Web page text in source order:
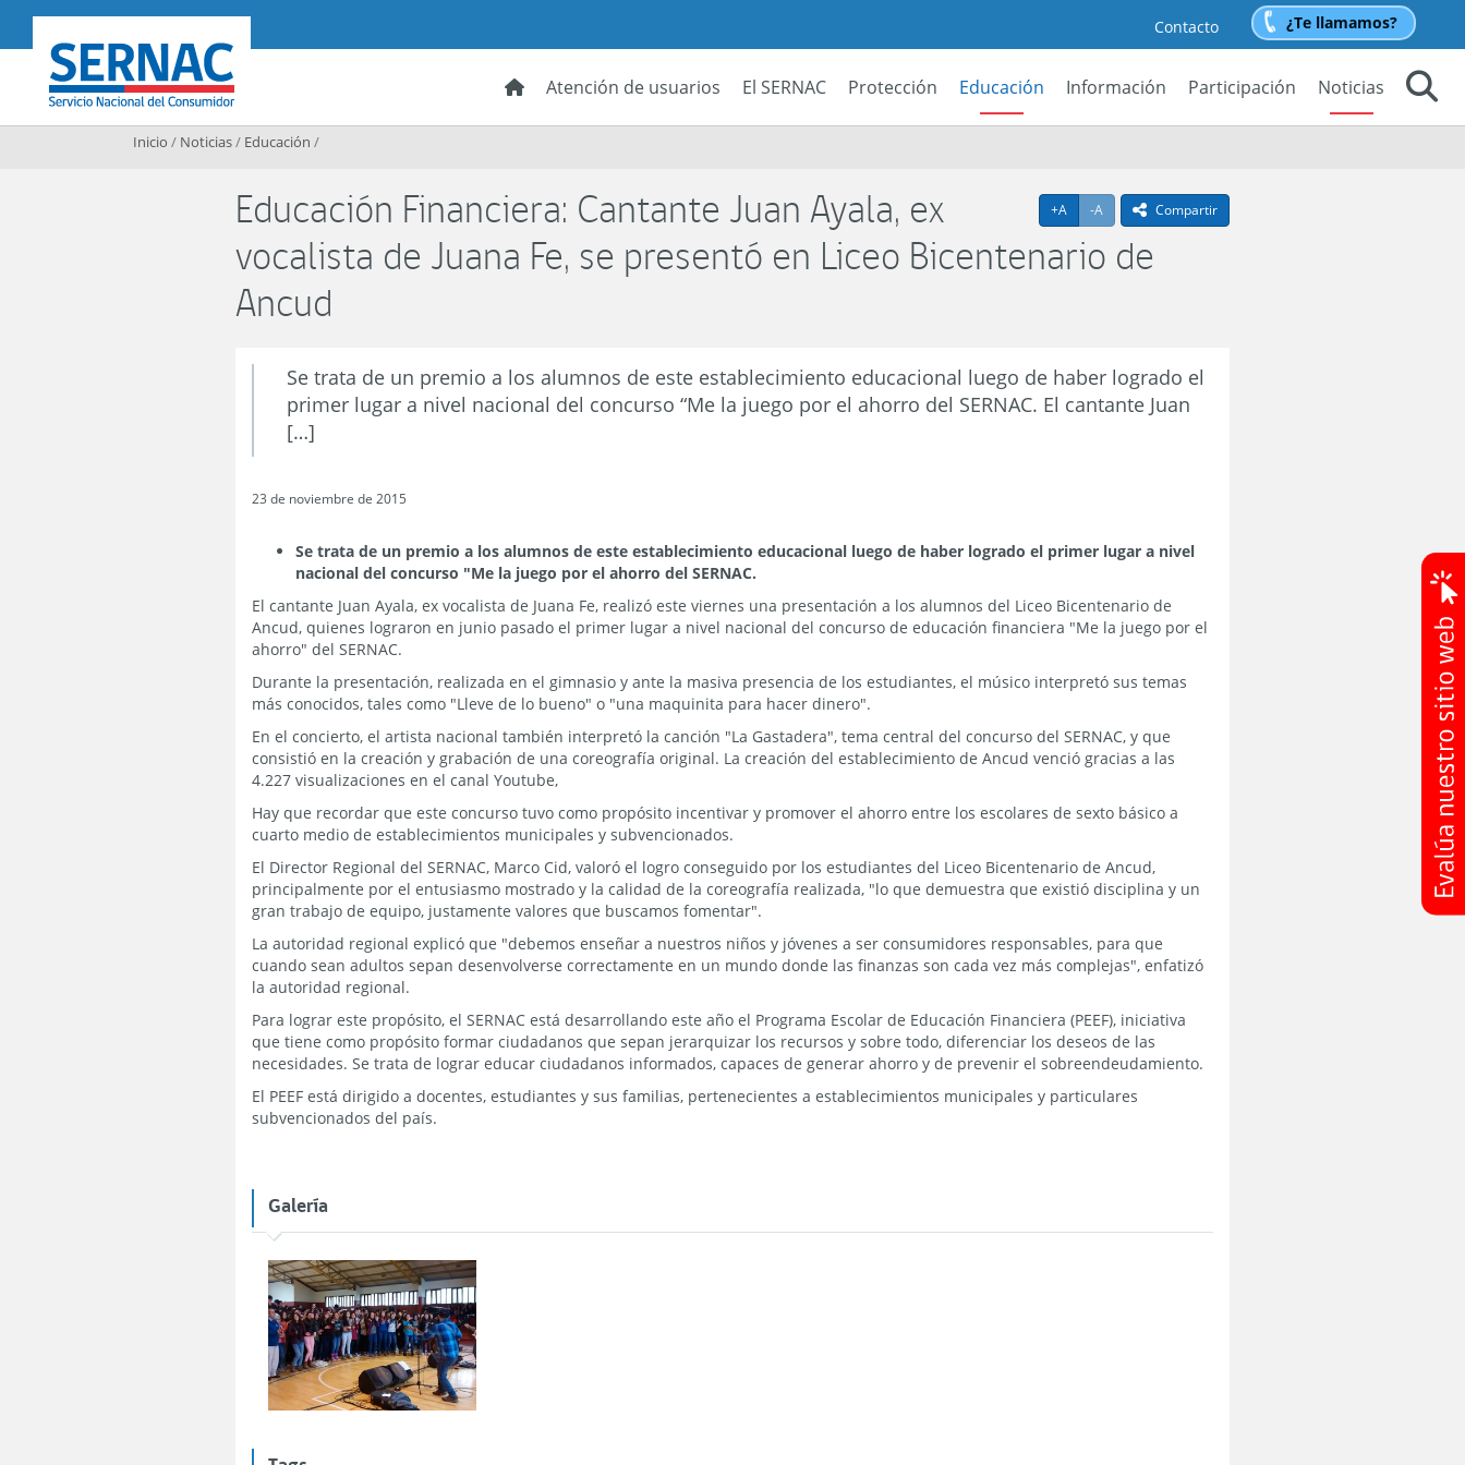
SERNAC
Contacto ¿Te llamamos?
Atención de usuarios El SERNAC Protección Educación Información Participación
Noticias
Inicio / Noticias/ Educación /
+A Agrandar texto
-A Achicar textoicono compartir
Compartir
Educación Financiera: Cantante Juan Ayala, ex
vocalista de Juana Fe, se presentó en Liceo Bicentenario de
Ancud
Se trata de un premio a los alumnos de este establecimiento educacional luego de haber logrado el
primer lugar a nivel nacional del concurso “Me la juego por el ahorro del SERNAC. El cantante Juan
[…]
23 de noviembre de 2015
Se trata de un premio a los alumnos de este establecimiento educacional luego de haber logrado el primer lugar a nivel
nacional del concurso "Me la juego por el ahorro del SERNAC.
El cantante Juan Ayala, ex vocalista de Juana Fe, realizó este viernes una presentación a los alumnos del Liceo Bicentenario de
Ancud, quienes lograron en junio pasado el primer lugar a nivel nacional del concurso de educación financiera "Me la juego por el
ahorro" del SERNAC.
Durante la presentación, realizada en el gimnasio y ante la masiva presencia de los estudiantes, el músico interpretó sus temas
más conocidos, tales como "Lleve de lo bueno" o "una maquinita para hacer dinero".
En el concierto, el artista nacional también interpretó la canción "La Gastadera", tema central del concurso del SERNAC, y que
consistió en la creación y grabación de una coreografía original. La creación del establecimiento de Ancud venció gracias a las
4.227 visualizaciones en el canal Youtube,
Hay que recordar que este concurso tuvo como propósito incentivar y promover el ahorro entre los escolares de sexto básico a
cuarto medio de establecimientos municipales y subvencionados.
El Director Regional del SERNAC, Marco Cid, valoró el logro conseguido por los estudiantes del Liceo Bicentenario de Ancud,
principalmente por el entusiasmo mostrado y la calidad de la coreografía realizada, "lo que demuestra que existió disciplina y un
gran trabajo de equipo, justamente valores que buscamos fomentar".
La autoridad regional explicó que "debemos enseñar a nuestros niños y jóvenes a ser consumidores responsables, para que
cuando sean adultos sepan desenvolverse correctamente en un mundo donde las finanzas son cada vez más complejas", enfatizó
la autoridad regional.
Para lograr este propósito, el SERNAC está desarrollando este año el Programa Escolar de Educación Financiera (PEEF), iniciativa
que tiene como propósito formar ciudadanos que sepan jerarquizar los recursos y sobre todo, diferenciar los deseos de las
necesidades. Se trata de lograr educar ciudadanos informados, capaces de generar ahorro y de prevenir el sobreendeudamiento.
El PEEF está dirigido a docentes, estudiantes y sus familias, pertenecientes a establecimientos municipales y particulares
subvencionados del país.
Galería